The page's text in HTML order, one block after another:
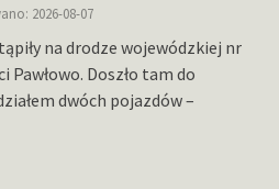
2026-08-07
na drodze wojewódzkiej nr
Doszło tam do
dwóch pojazdów –